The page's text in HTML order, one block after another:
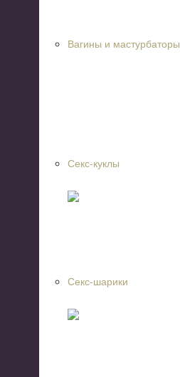
Вагины и мастурбаторы
Секс-куклы
Секс-шарики